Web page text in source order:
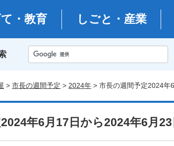
・教育 しごと・産業
> 市長の週間予定 > 2024年 > 市長の週間予定2024年
年6月17日から2024年6月